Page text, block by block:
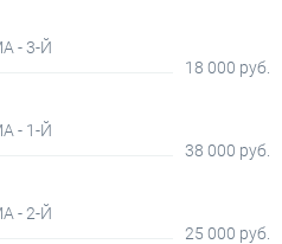
- 3-Й
18 000 руб.
- 1-Й
38 000 руб.
- 2-Й
25 000 руб.